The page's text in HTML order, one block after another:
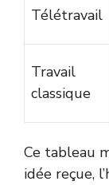
Télétravail
Travail
classique
Ce tableau
idée reçue,